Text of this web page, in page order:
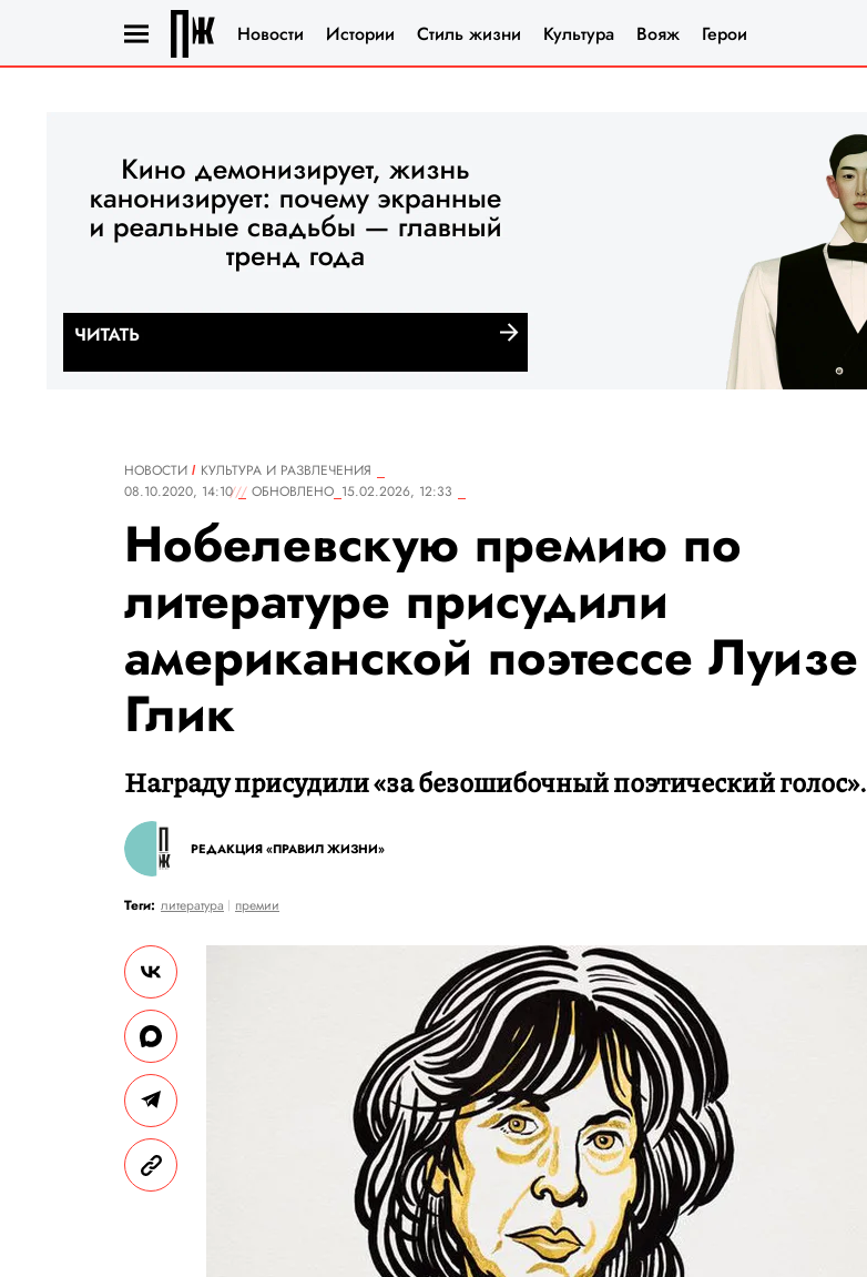
Новости Истории Стиль жизни Культура Вояж Герои
НОВОСТИ
КУЛЬТУРА И РАЗВЛЕЧЕНИЯ
08.10.2020, 14:10
ОБНОВЛЕНО 15.02.2026, 12:33
Нобелевскую премию по
литературе присудили
американской поэтессе Луизе
Глик
Награду присудили «за безошибочный поэтический голос».
РЕДАКЦИЯ «ПРАВИЛ ЖИЗНИ»
Теги: литература премии